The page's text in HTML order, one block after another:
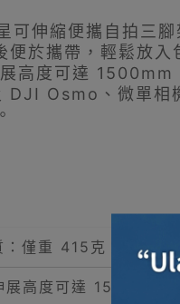
伸縮便攜自拍三腳
便於攜帶，輕鬆放
高度可達
Osmo、微單相
僅重 415克，收納體
展高度可達 1500mm